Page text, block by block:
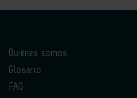
Quiénes somos
Glosario
FAQ